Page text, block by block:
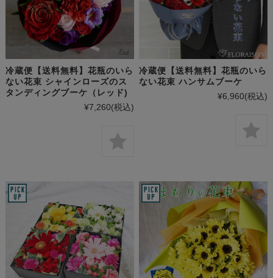
冷蔵便【送料無料】花瓶のいら
ない花束 シャインローズのス
タンディングブーケ（レッド)
¥7,260(税込)
冷蔵便【送料無料】花瓶のいら
ない花束 ハンサムブーケ
¥6,960(税込)